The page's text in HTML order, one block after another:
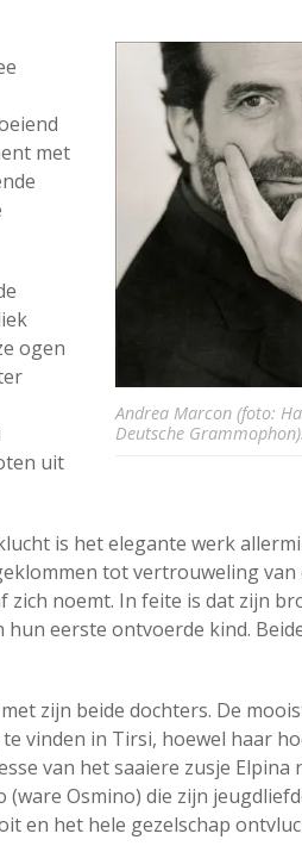
Andrea Marcon (foto:
Deutsche Grammophon).
met
ogen
uit
is het elegante werk
tot vertrouweling van
zich noemt. In feite is dat zijn
eerste ontvoerde kind.
zijn beide dochters. De
vinden in Tirsi, hoewel haar
van het saaiere zusje Elpina
Osmino) die zijn
en het hele gezelschap